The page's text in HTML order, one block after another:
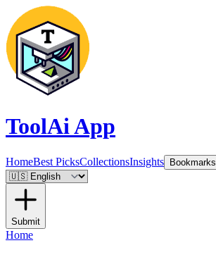
ToolAi App
HomeBest PicksCollectionsInsights Bookmarks
Submit
Home